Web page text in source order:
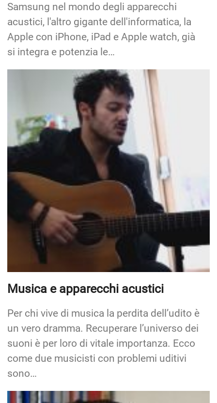
Samsung nel mondo degli apparecchi
acustici, l'altro gigante dell'informatica, la
Apple con iPhone, iPad e Apple watch, già
si integra e potenzia le…
Musica e apparecchi acustici
Per chi vive di musica la perdita dell’udito è
un vero dramma. Recuperare l’universo dei
suoni è per loro di vitale importanza. Ecco
come due musicisti con problemi uditivi
sono…